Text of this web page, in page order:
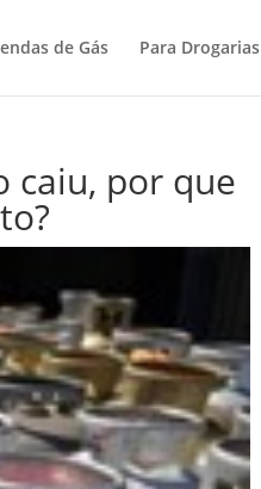
de Gás Para Drogarias
caiu, por que